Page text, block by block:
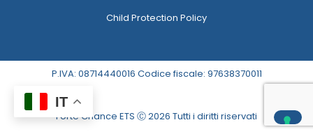
Child Protection Policy
P.IVA: 08714440016 Codice fiscale: 97638370011
Forte Chance ETS Ⓒ 2026 Tutti i diritti riservati
IT